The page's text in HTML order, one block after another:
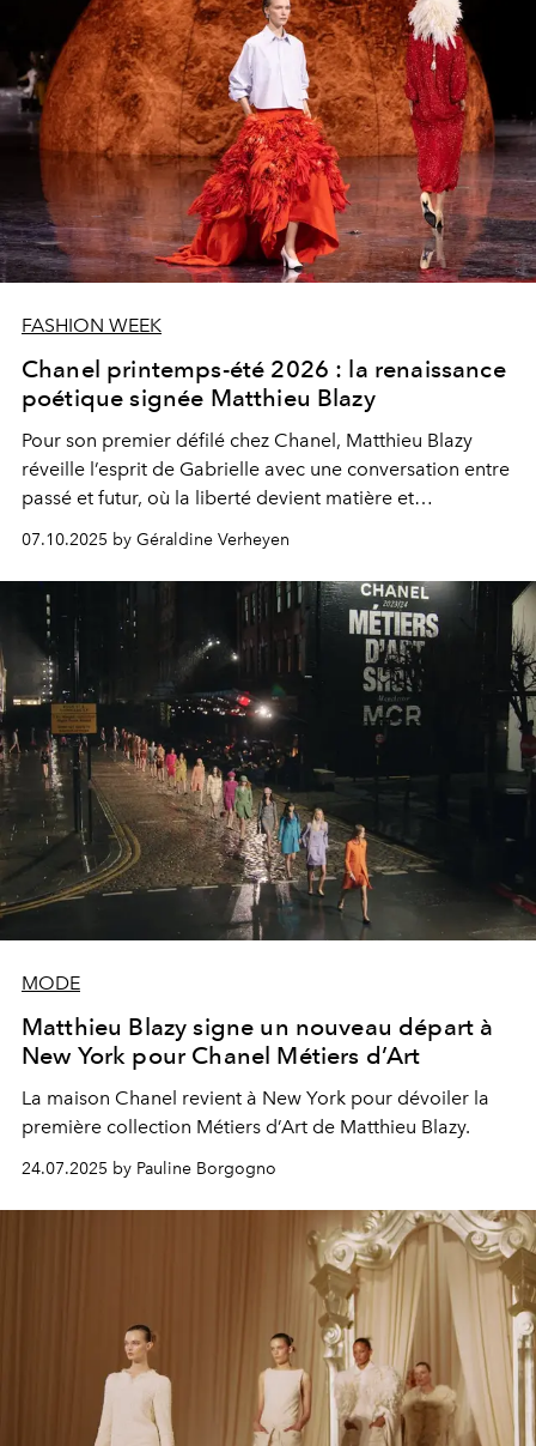
FASHION WEEK
Chanel printemps-été 2026 : la renaissance
poétique signée Matthieu Blazy
Pour son premier défilé chez Chanel, Matthieu Blazy
réveille l’esprit de Gabrielle avec une conversation entre
passé et futur, où la liberté devient matière et
mouvement.
07.10.2025 by Géraldine Verheyen
MODE
Matthieu Blazy signe un nouveau départ à
New York pour Chanel Métiers d’Art
La maison Chanel revient à New York pour dévoiler la
première collection Métiers d’Art de Matthieu Blazy.
24.07.2025 by Pauline Borgogno